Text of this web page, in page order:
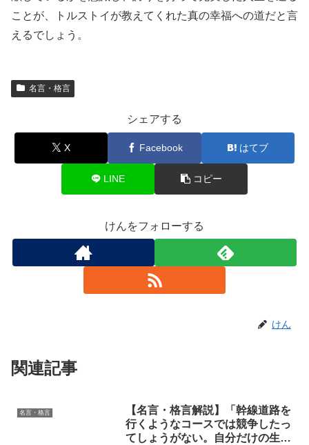
ことが、トルストイが教えてくれた真の幸福への道だと言
えるでしょう。
名言・格言
シェアする
X Facebook はてブ
LINE コピー
けんをフォローする
けん
関連記事
名言・格言
【名言・格言解説】「幹線道路を
行くようなコースでは競争したっ
てしょうがない。自分だけの生き